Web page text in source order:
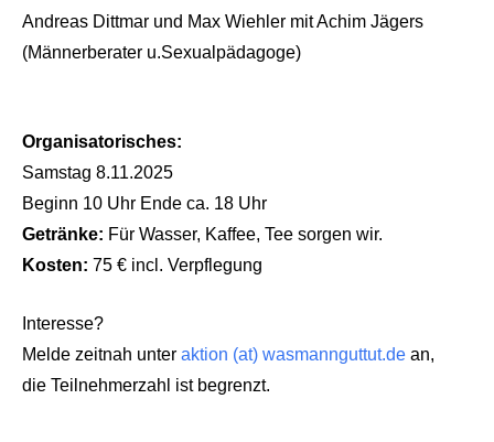
Andreas Dittmar und Max Wiehler mit Achim Jägers
(Männerberater u.Sexualpädagoge)
Organisatorisches:
Samstag 8.11.2025
Beginn 10 Uhr Ende ca. 18 Uhr
Getränke: Für Wasser, Kaffee, Tee sorgen wir.
Kosten: 75 € incl. Verpflegung
Interesse?
Melde zeitnah unter aktion (at) wasmannguttut.de an,
die Teilnehmerzahl ist begrenzt.